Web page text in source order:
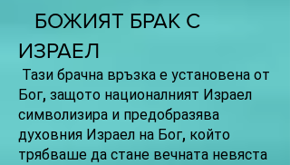
БОЖИЯТ БРАК С
ИЗРАЕЛ
Тази брачна връзка е установена от
Бог, защото националният Израел
символизира и предобразява
духовния Израел на Бог, който
трябваше да стане вечната невяста